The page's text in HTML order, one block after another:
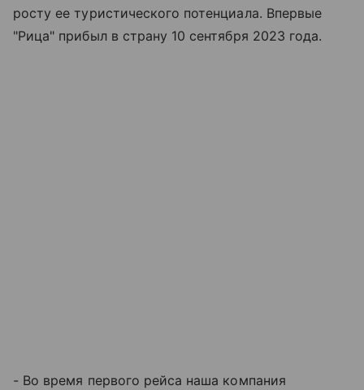
росту ее туристического потенциала. Впервые
"Рица" прибыл в страну 10 сентября 2023 года.
- Во время первого рейса наша компания